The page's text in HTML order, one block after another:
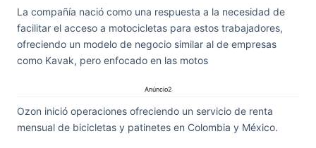
La compañía nació como una respuesta a la necesidad de
facilitar el acceso a motocicletas para estos trabajadores,
ofreciendo un modelo de negocio similar al de empresas
como Kavak, pero enfocado en las motos
Anúncio2
Ozon inició operaciones ofreciendo un servicio de renta
mensual de bicicletas y patinetes en Colombia y México.